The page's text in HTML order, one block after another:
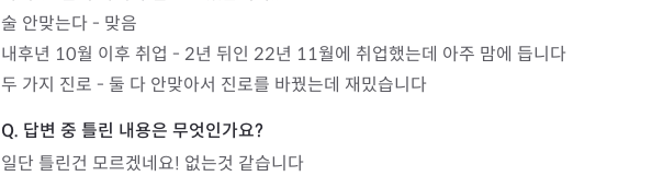
술 안맞는다 - 맞음
내후년 10월 이후 취업 - 2년 뒤인 22년 11월에 취업했는데 아주 맘에 듭니다
두 가지 진로 - 둘 다 안맞아서 진로를 바꿨는데 재밌습니다
일단 틀린건 모르겠네요! 없는것 같습니다